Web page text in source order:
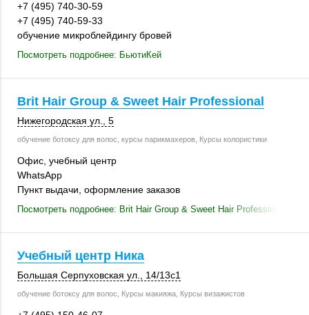
+7 (495) 740-30-59
+7 (495) 740-59-33
обучение микроблейдингу бровей
Посмотреть подробнее: БьютиКей
Brit Hair Group & Sweet Hair Professional
Нижегородская ул., 5
обучение ботоксу для волос, курсы парикмахеров, Курсы колористики
Офис, учебный центр
WhatsApp
Пункт выдачи, оформление заказов
Посмотреть подробнее: Brit Hair Group & Sweet Hair Professional
Учебный центр Ника
Большая Серпуховская ул., 14/13с1
обучение ботоксу для волос, Курсы макияжа, Курсы визажистов